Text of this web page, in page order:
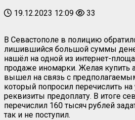
19.12.2023 12:09 33
В Севастополе в полицию
лишившийся большой суммы
нашёл на одной из интернет-
продаже иномарки. Желая купить
вышел на связь с
который попросил перечислить
реквизиты предоплату. В итоге
перечислил 160 тысяч рублей
так и не поступил.